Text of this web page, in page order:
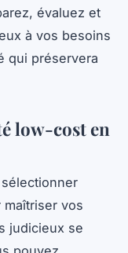
évaluez et
à vos besoins
qui préservera
low-cost en
vos
judicieux se